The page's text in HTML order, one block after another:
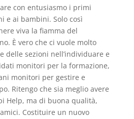
con entusiasmo i primi
e ai bambini. Solo così
viva la fiamma del
È vero che ci vuole molto
delle sezioni nell’individuare e
monitori per la formazione,
monitori per gestire e
Ritengo che sia meglio avere
Help, ma di buona qualità,
Costituire un nuovo